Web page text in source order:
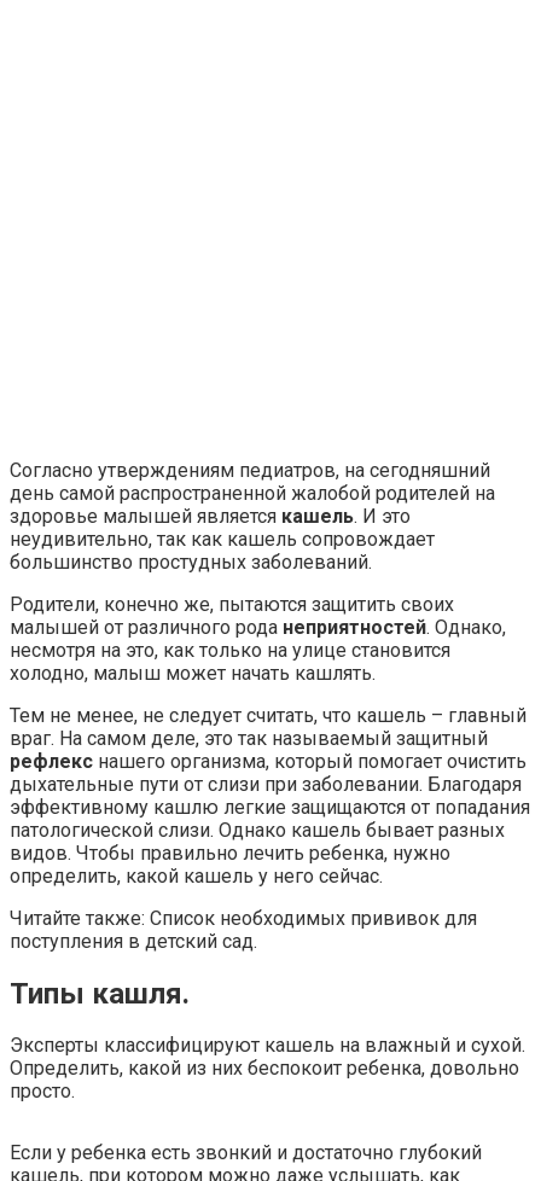
Согласно утверждениям педиатров, на сегодняшний
день самой распространенной жалобой родителей на
здоровье малышей является кашель. И это
неудивительно, так как кашель сопровождает
большинство простудных заболеваний.
Родители, конечно же, пытаются защитить своих
малышей от различного рода неприятностей. Однако,
несмотря на это, как только на улице становится
холодно, малыш может начать кашлять.
Тем не менее, не следует считать, что кашель – главный
враг. На самом деле, это так называемый защитный
рефлекс нашего организма, который помогает очистить
дыхательные пути от слизи при заболевании. Благодаря
эффективному кашлю легкие защищаются от попадания
патологической слизи. Однако кашель бывает разных
видов. Чтобы правильно лечить ребенка, нужно
определить, какой кашель у него сейчас.
Читайте также: Список необходимых прививок для
поступления в детский сад.
Типы кашля.
Эксперты классифицируют кашель на влажный и сухой.
Определить, какой из них беспокоит ребенка, довольно
просто.
Если у ребенка есть звонкий и достаточно глубокий
кашель, при котором можно даже услышать, как